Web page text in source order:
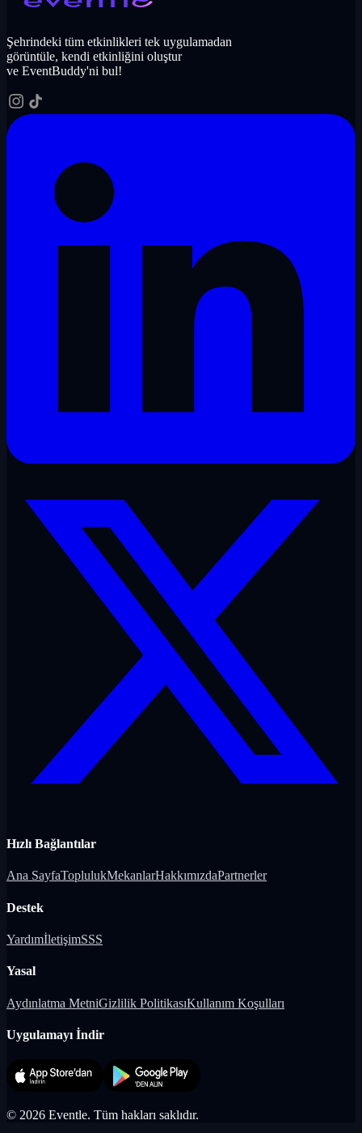
Şehrindeki tüm etkinlikleri tek uygulamadan
görüntüle, kendi etkinliğini oluştur
ve EventBuddy'ni bul!
Hızlı Bağlantılar
Ana SayfaToplulukMekanlarHakkımızdaPartnerler
Destek
YardımİletişimSSS
Yasal
Aydınlatma MetniGizlilik PolitikasıKullanım Koşulları
Uygulamayı İndir
© 2026 Eventle. Tüm hakları saklıdır.